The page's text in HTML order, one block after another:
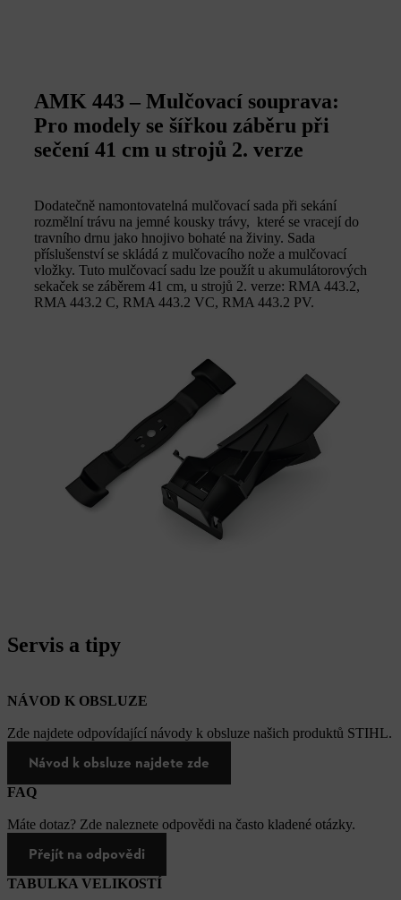
AMK 443 – Mulčovací souprava:
Pro modely se šířkou záběru při
sečení 41 cm u strojů 2. verze
Dodatečně namontovatelná mulčovací sada při sekání
rozmělní trávu na jemné kousky trávy, které se vracejí do
travního drnu jako hnojivo bohaté na živiny. Sada
příslušenství se skládá z mulčovacího nože a mulčovací
vložky. Tuto mulčovací sadu lze použít u akumulátorových
sekaček se záběrem 41 cm, u strojů 2. verze: RMA 443.2,
RMA 443.2 C, RMA 443.2 VC, RMA 443.2 PV.
Servis a tipy
NÁVOD K OBSLUZE
Zde najdete odpovídající návody k obsluze našich produktů STIHL.
Návod k obsluze najdete zde
FAQ
Máte dotaz? Zde naleznete odpovědi na často kladené otázky.
Přejít na odpovědi
TABULKA VELIKOSTÍ